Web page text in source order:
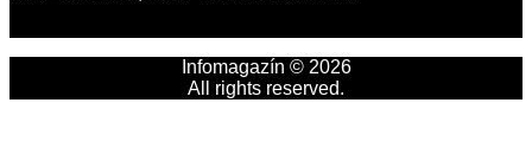
Infomagazín © 2026
All rights reserved.